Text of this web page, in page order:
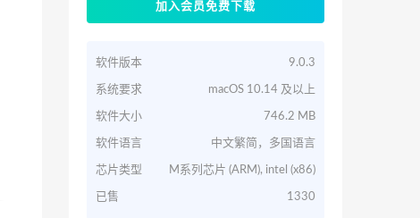
加入会员免费下载
软件版本 9.0.3
系统要求 macOS 10.14 及以上
软件大小 746.2 MB
软件语言 中文繁简，多国语言
芯片类型 M系列芯片 (ARM), intel (x86)
已售 1330